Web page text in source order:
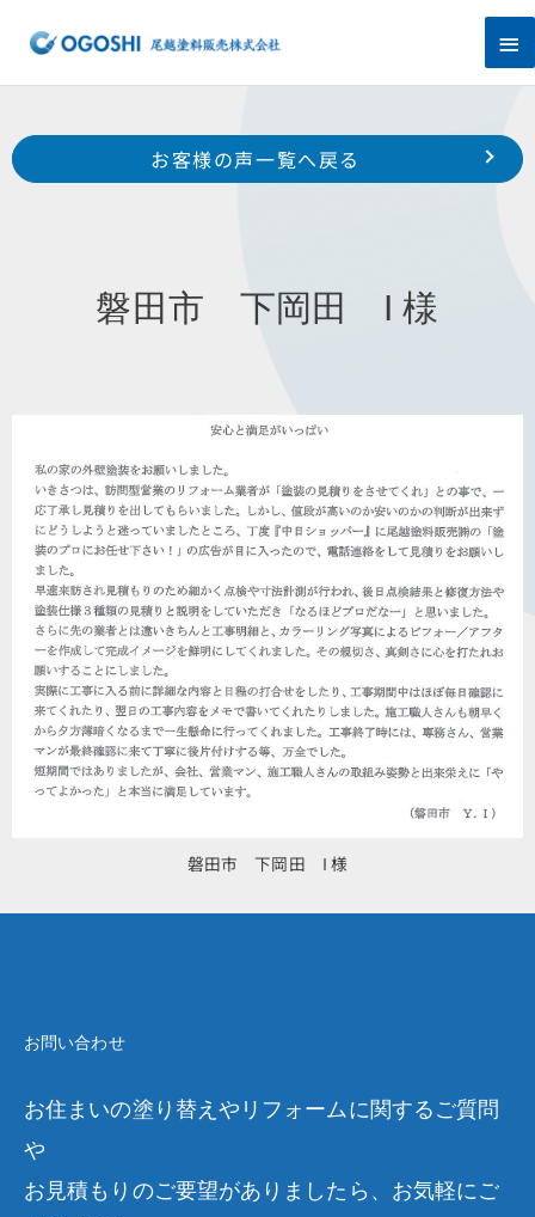
ス
プ
メ
イ
ン
メ
Prev
南区 新橋町 H 様
磐田市 掛塚 S 様
お客様の声一覧へ戻る
磐田市 下岡田 I 様
磐田市 下岡田 I 様
お問い合わせ
お住まいの塗り替えやリフォームに関するご質問
や
お見積もりのご要望がありましたら、お気軽にご